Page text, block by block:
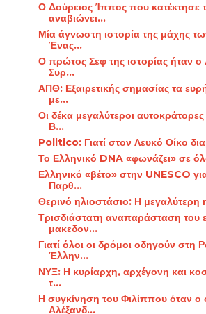
Ο Δούρειος Ίππος που κατέκτησε
αναβιώνει...
Μία άγνωστη ιστορία της μάχης
Ένας...
Ο πρώτος Σεφ της ιστορίας ήταν ο
Συρ...
ΑΠΘ: Εξαιρετικής σημασίας τα
με...
Οι δέκα μεγαλύτεροι αυτοκράτορες
Β...
Politico: Γιατί στον Λευκό Οίκο
Το Ελληνικό DNA «φωνάζει» σε
Ελληνικό «βέτο» στην UNESCO
Παρθ...
Θερινό ηλιοστάσιο: Η μεγαλύτερη
Τρισδιάστατη αναπαράσταση του
μακεδον...
Γιατί όλοι οι δρόμοι οδηγούν στη
Έλλην...
ΝΥΞ: Η κυρίαρχη, αρχέγονη και
τ...
Η συγκίνηση του Φιλίππου όταν ο
Αλέξανδ...